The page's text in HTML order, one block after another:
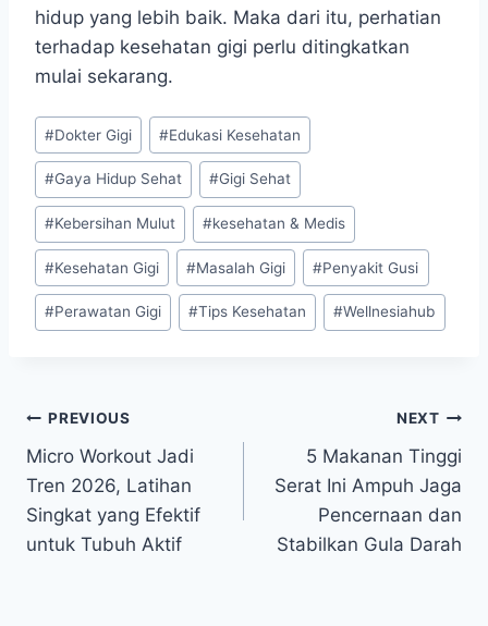
hidup yang lebih baik. Maka dari itu, perhatian
terhadap kesehatan gigi perlu ditingkatkan
mulai sekarang.
Post
Tags:
#Dokter Gigi #Edukasi Kesehatan
#Gaya Hidup Sehat #Gigi Sehat
#Kebersihan Mulut #kesehatan & Medis
#Kesehatan Gigi #Masalah Gigi #Penyakit Gusi
#Perawatan Gigi #Tips Kesehatan #Wellnesiahub
Post
navigation
PREVIOUS
Micro Workout Jadi
Tren 2026, Latihan
Singkat yang Efektif
untuk Tubuh Aktif
NEXT
5 Makanan Tinggi
Serat Ini Ampuh Jaga
Pencernaan dan
Stabilkan Gula Darah